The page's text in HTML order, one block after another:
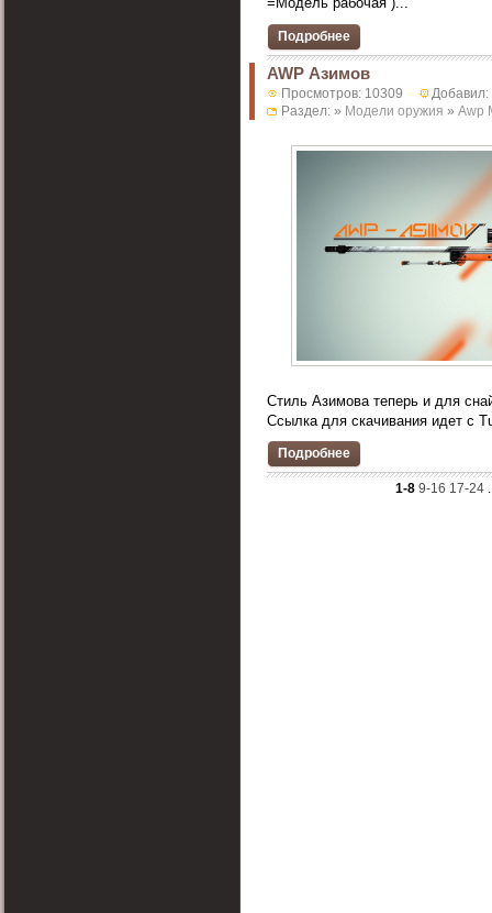
Подробнее
AWP Азимов
Просмотров: 10309
Добавил:
Раздел: » Модели оружия » Awp
Стиль Азимова теперь и для
Ссылка для скачивания идет с
Подробнее
1-8 9-16 17-24